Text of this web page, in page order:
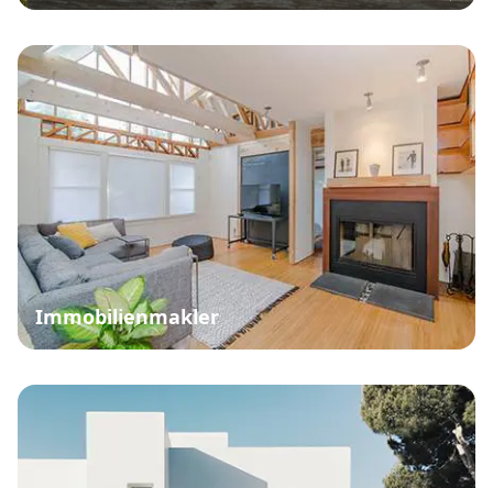
Immobilienmakler